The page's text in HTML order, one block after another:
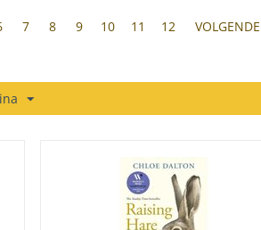
7 8 9 10 11 12 VOLGENDE